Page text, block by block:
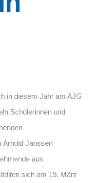
in diesem Jahr am AJG
Schülerinnen und
Arnold Janssen
aus
sich am 19. März